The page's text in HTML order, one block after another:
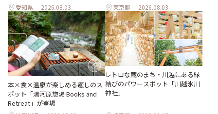
愛知県 2026.08.03 東京都 2026.08.03
本×食×温泉が楽しめる癒しのス
ポット「湯河原惣湯 Books and
Retreat」が登場
レトロな蔵のまち・川越にある縁
結びのパワースポット「川越氷川
神社」